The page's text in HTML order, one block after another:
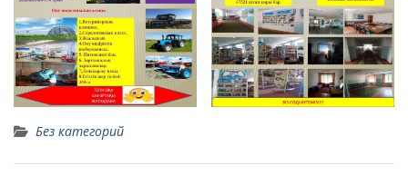
Без категорий